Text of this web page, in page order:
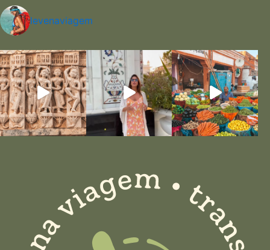
levenaviagem